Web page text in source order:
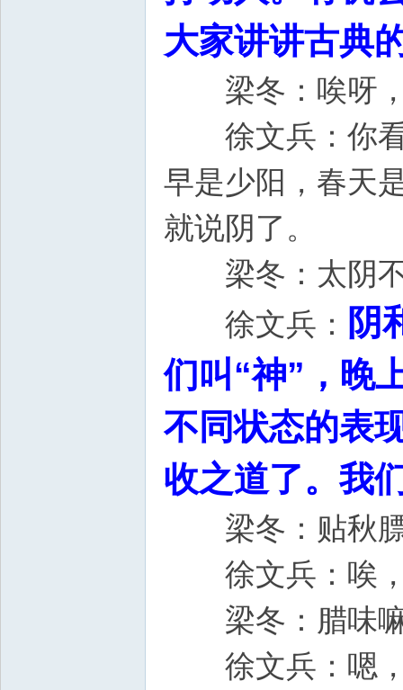
大家讲讲古典
梁冬：唉呀，
徐文兵：你看
早是少阳，春天
就说阴了。
梁冬：太阴不
徐文兵： 阴
们叫“神”，晚
不同状态的表
收之道了。我
梁冬：贴秋膘
徐文兵：唉，
梁冬：腊味
徐文兵：嗯，